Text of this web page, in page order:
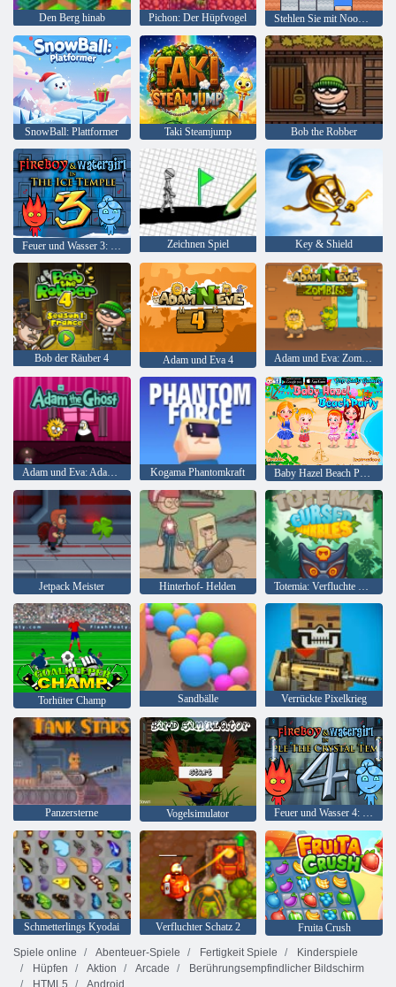
Den Berg hinab Pichon: Der Hüpfvogel Stehlen Sie mit Noob und Pro einen Brainrot!
SnowBall: Plattformer Taki Steamjump Bob the Robber
Zeichnen Spiel Key & Shield
Bob der Räuber 4 Adam und Eva 4 Adam und Eva: Zombies
Adam und Eva: Adam der Geist Kogama Phantomkraft Baby Hazel Beach Party
Jetpack Meister Hinterhof- Helden Totemia: Verfluchte Murmeln
Torhüter Champ Sandbälle Verrückte Pixelkrieg
Panzersterne Vogelsimulator Feuer und Wasser 4: Kristalltempel
Schmetterlings Kyodai Verfluchter Schatz 2
Fruita Crush
Spiele online
Abenteuer-Spiele Fertigkeit Spiele
Kinderspiele
Hüpfen
Aktion Arcade
Berührungsempfindlicher Bildschirm